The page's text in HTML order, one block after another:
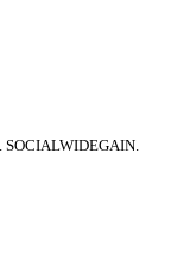
. SOCIALWIDEGAIN.